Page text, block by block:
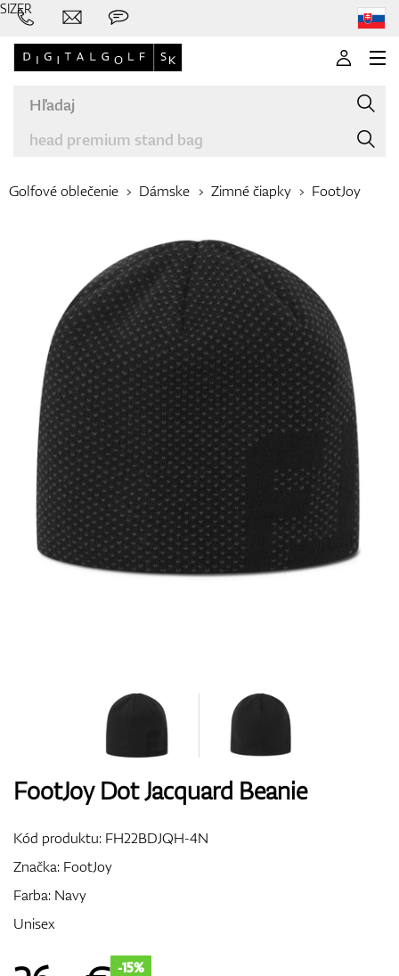
Palice
Oblečenie
Topánky
Rukavice
Golfové oblečenie Dámske Zimné čiapky FootJoy
FootJoy Dot Jacquard Beanie
Kód produktu: FH22BDJQH-4N
Značka: FootJoy
Farba: Navy
Unisex
-15%
SIZER